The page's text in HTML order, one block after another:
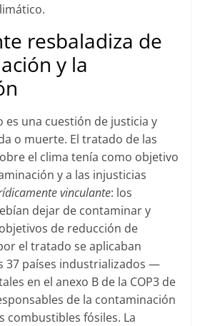
resbaladiza de
y la
es una cuestión de justicia y
o muerte. El tratado de las
el clima tenía como objetivo
y a las injusticias
vinculante: los
dejar de contaminar y
de reducción de
el tratado se aplicaban
37 países industrializados —
en el anexo B de la COP3 de
de la contaminación
combustibles fósiles. La